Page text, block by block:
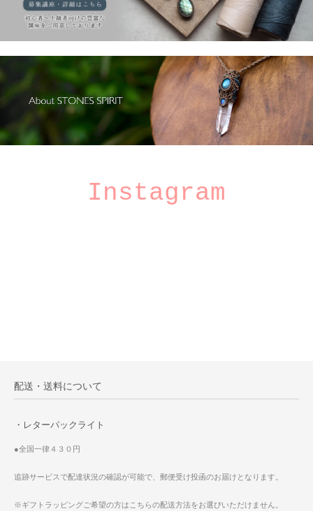
Instagram
配送・送料について
・レターパックライト
●全国一律４３０円
追跡サービスで配達状況の確認が可能で、郵便受け投函のお届けとなります。
※ギフトラッピングご希望の方はこちらの配送方法をお選びいただけません。